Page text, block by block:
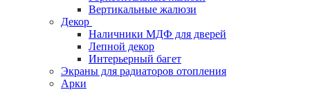
Вертикальные жалюзи
Декор
Наличники МДФ для дверей
Лепной декор
Интерьерный багет
Экраны для радиаторов отопления
Арки